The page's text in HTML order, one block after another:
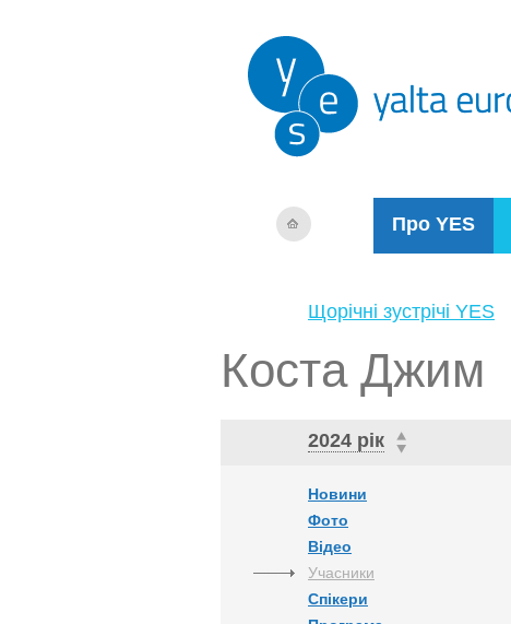
Про YES
Щорічні зустрічі YES
Коста Джим
2024 рік
Новини
Фото
Відео
Учасники
Спікери